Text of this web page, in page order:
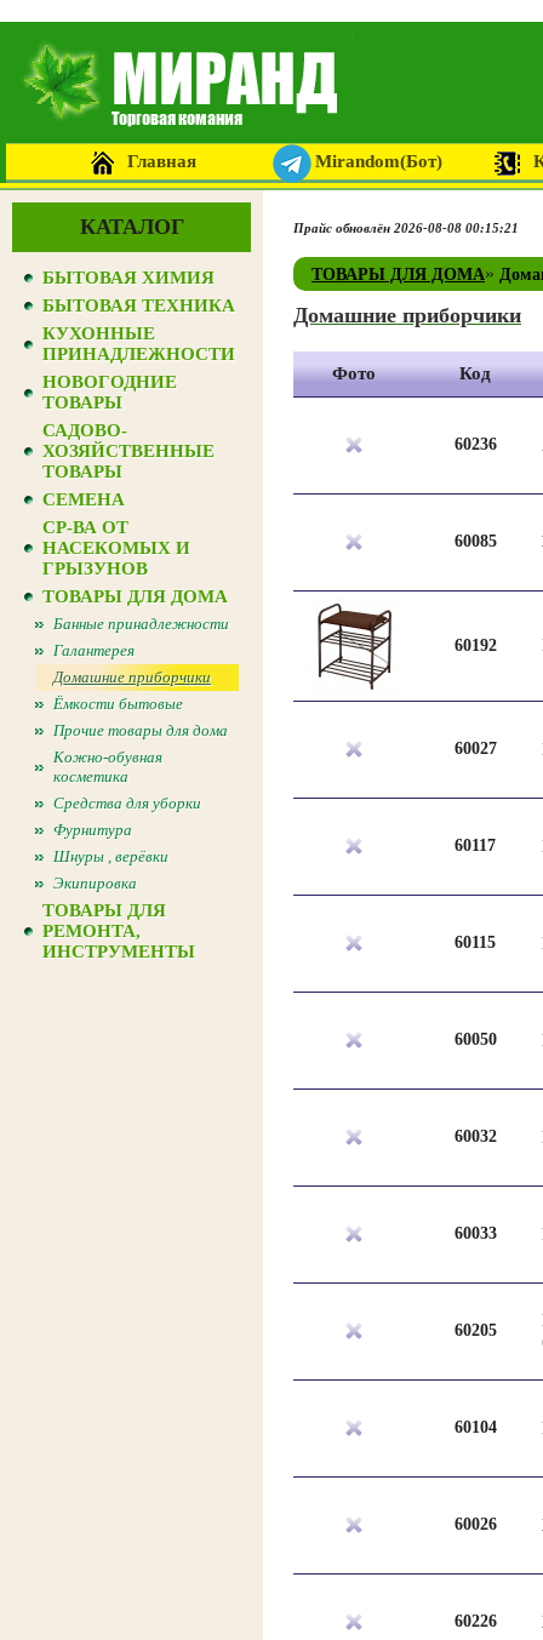
Главная Mirandom(Бот)
КАТАЛОГ
БЫТОВАЯ ХИМИЯ
БЫТОВАЯ ТЕХНИКА
КУХОННЫЕ
ПРИНАДЛЕЖНОСТИ
НОВОГОДНИЕ
ТОВАРЫ
САДОВО-
ХОЗЯЙСТВЕННЫЕ
ТОВАРЫ
СЕМЕНА
СР-ВА ОТ
НАСЕКОМЫХ И
ГРЫЗУНОВ
ТОВАРЫ ДЛЯ ДОМА
Банные принадлежности
Галантерея
Домашние приборчики
Ёмкости бытовые
Прочие товары для дома
Кожно-обувная
косметика
Средства для уборки
Фурнитура
Шнуры , верёвки
Экипировка
ТОВАРЫ ДЛЯ
РЕМОНТА,
ИНСТРУМЕНТЫ
Прайс обновлён 2026-08-08 00:15:21
ТОВАРЫ ДЛЯ ДОМА»
Домашние приборчики
Фото Код
60236
60085
60192
60027
60117
60115
60050
60032
60033
60205
60104
60026
60226